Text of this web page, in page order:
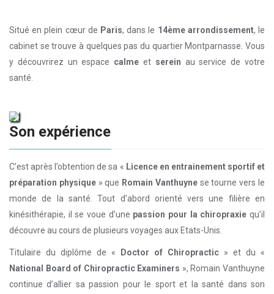
Situé en plein cœur de Paris, dans le 14ème arrondissement, le
cabinet se trouve à quelques pas du quartier Montparnasse. Vous
y découvrirez un espace calme et serein au service de votre
santé.
Son expérience
C’est après l’obtention de sa « Licence en entrainement sportif et
préparation physique» que Romain Vanthuynese tourne vers le
monde de la santé. Tout d’abord orienté vers une filière en
kinésithérapie, il se voue d’une passion pour la chiropraxie qu’il
découvre au cours de plusieurs voyages aux Etats-Unis.
Titulaire du diplôme de « Doctor of Chiropractic » et du «
National Board of Chiropractic Examiners », Romain Vanthuyne
continue d’allier sa passion pour le sport et la santé dans son